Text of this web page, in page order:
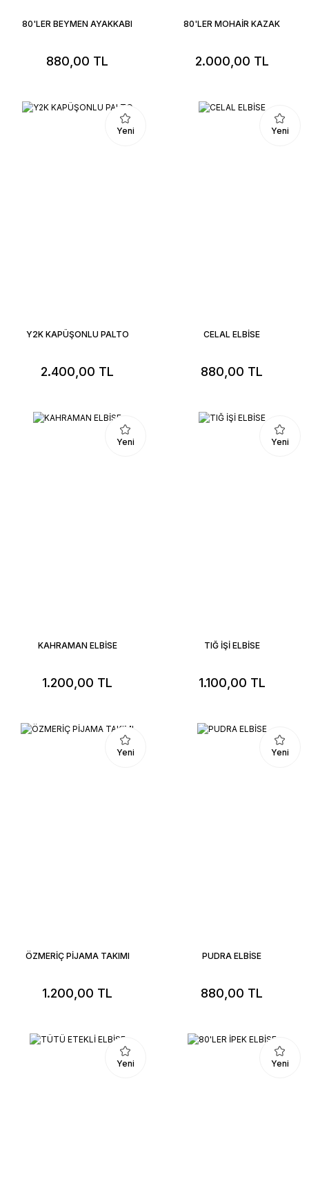
80'LER BEYMEN AYAKKABI
880,00 TL
80'LER MOHAİR KAZAK
2.000,00 TL
Yeni
Y2K KAPÜŞONLU PALTO
2.400,00 TL
Yeni
CELAL ELBİSE
880,00 TL
Yeni
KAHRAMAN ELBİSE
1.200,00 TL
Yeni
TIĞ İŞİ ELBİSE
1.100,00 TL
Yeni
ÖZMERİÇ PİJAMA TAKIMI
1.200,00 TL
Yeni
PUDRA ELBİSE
880,00 TL
Yeni Yeni